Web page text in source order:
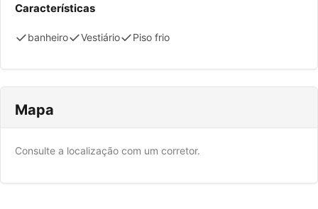
Características
✓banheiro✓Vestiário✓Piso frio
Mapa
Consulte a localização com um corretor.